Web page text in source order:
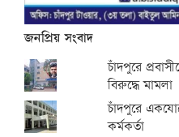
জনপ্রিয় সংবাদ
চাঁদপুরে
বিরুদ্ধে মামলা
চাঁদপুরে
কর্মকর্তা